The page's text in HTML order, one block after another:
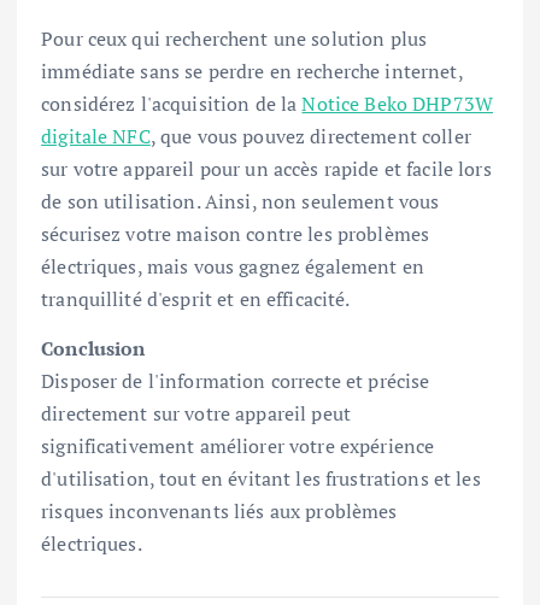
Pour ceux qui recherchent une solution plus
immédiate sans se perdre en recherche internet,
considérez l'acquisition de laNotice Beko DHP73W
digitale NFC, que vous pouvez directement coller
sur votre appareil pour un accès rapide et facile lors
de son utilisation. Ainsi, non seulement vous
sécurisez votre maison contre les problèmes
électriques, mais vous gagnez également en
tranquillité d'esprit et en efficacité.
Conclusion
Disposer de l'information correcte et précise
directement sur votre appareil peut
significativement améliorer votre expérience
d'utilisation, tout en évitant les frustrations et les
risques inconvenants liés aux problèmes
électriques.